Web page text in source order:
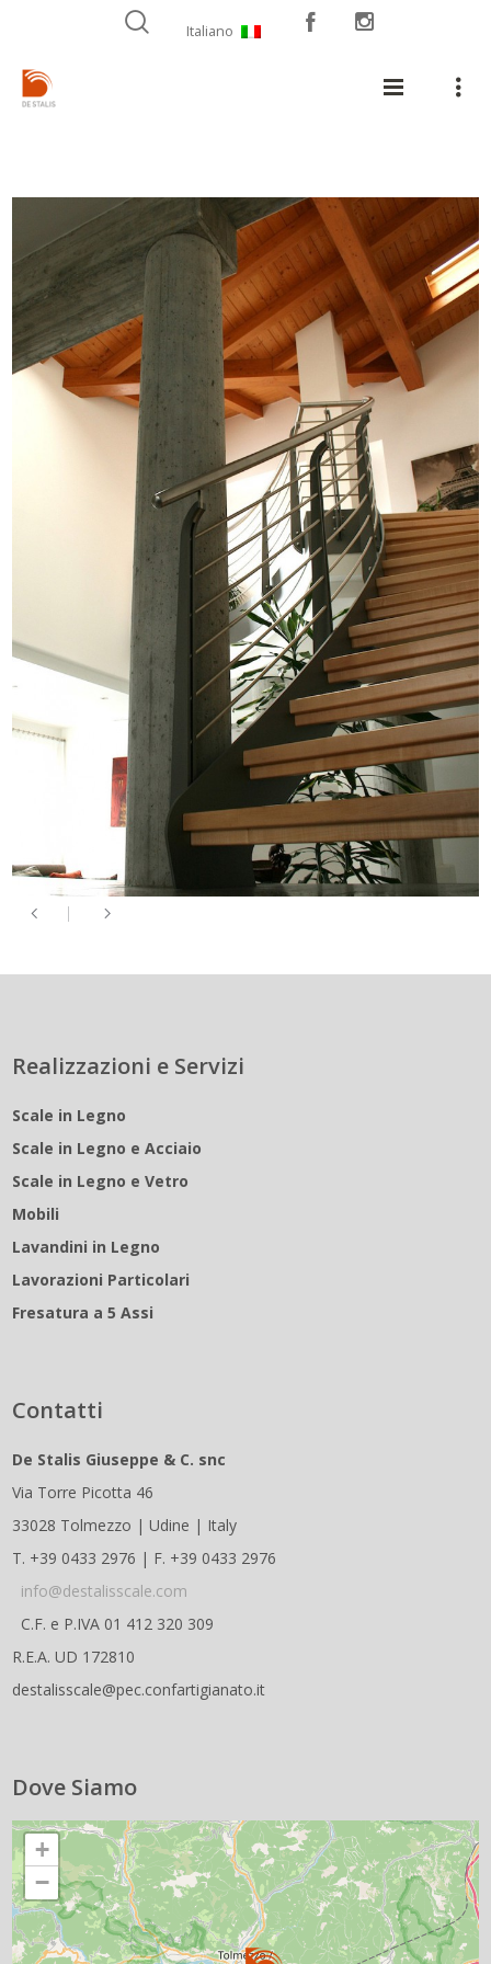
Italiano
Realizzazioni e Servizi
Scale in Legno
Scale in Legno e Acciaio
Scale in Legno e Vetro
Mobili
Lavandini in Legno
Lavorazioni Particolari
Fresatura a 5 Assi
Contatti
De Stalis Giuseppe & C. snc
Via Torre Picotta 46
33028 Tolmezzo | Udine | Italy
T. +39 0433 2976 | F. +39 0433 2976
info@destalisscale.com
C.F. e P.IVA 01 412 320 309
R.E.A. UD 172810
destalisscale@pec.confartigianato.it
Dove Siamo
+
−